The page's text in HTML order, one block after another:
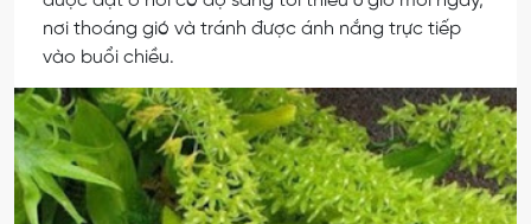
nơi thoáng gió và tránh được ánh nắng trực tiếp
vào buổi chiều.